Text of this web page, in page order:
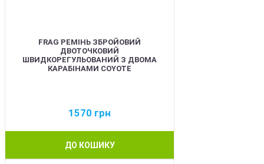
FRAG РЕМІНЬ ЗБРОЙОВИЙ
ДВОТОЧКОВИЙ
ШВИДКОРЕГУЛЬОВАНИЙ З ДВОМА
КАРАБІНАМИ COYOTE
1570 грн
ДО КОШИКУ